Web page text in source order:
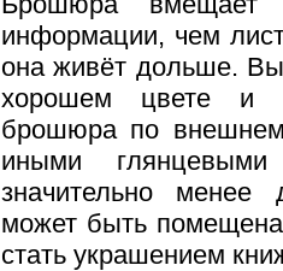
информации, чем
она живёт дольше.
хорошем цвете и
брошюра по
иными
значительно менее
может быть
стать украшением